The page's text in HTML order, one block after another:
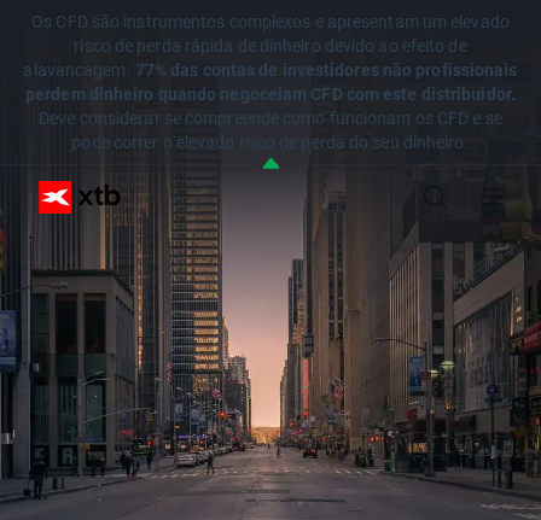
Os CFD são instrumentos complexos e apresentam um elevado
risco de perda rápida de dinheiro devido ao efeito de
alavancagem. 77% das contas de investidores não profissionais
perdem dinheiro quando negoceiam CFD com este distribuidor.
Deve considerar se compreende como funcionam os CFD e se
pode correr o elevado risco de perda do seu dinheiro.